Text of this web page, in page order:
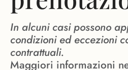
In alcuni casi possono
condizioni ed eccezioni
contrattuali.
Maggiori informazioni